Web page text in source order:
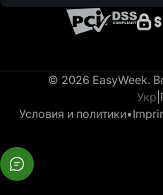
© 2026 EasyWeek.
Укр
Условия и политики•